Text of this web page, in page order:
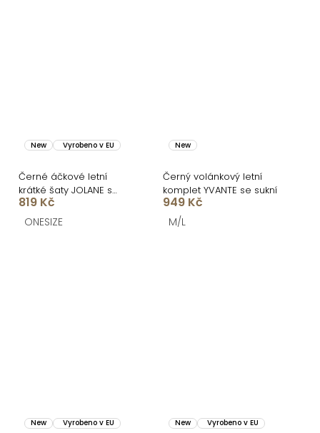
New Vyrobeno v EU
Černé áčkové letní
krátké šaty JOLANE s
puntíky
819 Kč
ONESIZE
New
Černý volánkový letní
komplet YVANTE se sukní
949 Kč
M/L
New Vyrobeno v EU New Vyrobeno v EU